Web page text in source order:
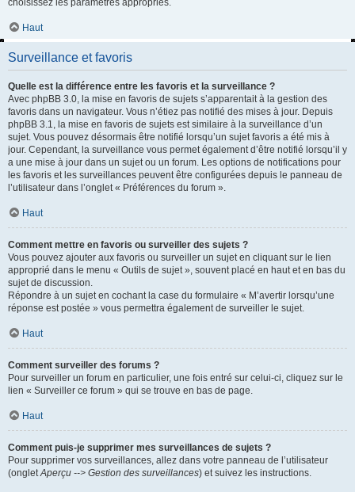
choisissez les paramètres appropriés.
Haut
Surveillance et favoris
Quelle est la différence entre les favoris et la surveillance ?
Avec phpBB 3.0, la mise en favoris de sujets s’apparentait à la gestion des
favoris dans un navigateur. Vous n’étiez pas notifié des mises à jour. Depuis
phpBB 3.1, la mise en favoris de sujets est similaire à la surveillance d’un
sujet. Vous pouvez désormais être notifié lorsqu’un sujet favoris a été mis à
jour. Cependant, la surveillance vous permet également d’être notifié lorsqu’il y
a une mise à jour dans un sujet ou un forum. Les options de notifications pour
les favoris et les surveillances peuvent être configurées depuis le panneau de
l’utilisateur dans l’onglet « Préférences du forum ».
Haut
Comment mettre en favoris ou surveiller des sujets ?
Vous pouvez ajouter aux favoris ou surveiller un sujet en cliquant sur le lien
approprié dans le menu « Outils de sujet », souvent placé en haut et en bas du
sujet de discussion.
Répondre à un sujet en cochant la case du formulaire « M’avertir lorsqu’une
réponse est postée » vous permettra également de surveiller le sujet.
Haut
Comment surveiller des forums ?
Pour surveiller un forum en particulier, une fois entré sur celui-ci, cliquez sur le
lien « Surveiller ce forum » qui se trouve en bas de page.
Haut
Comment puis-je supprimer mes surveillances de sujets ?
Pour supprimer vos surveillances, allez dans votre panneau de l’utilisateur
(ongletAperçu --> Gestion des surveillances) et suivez les instructions.